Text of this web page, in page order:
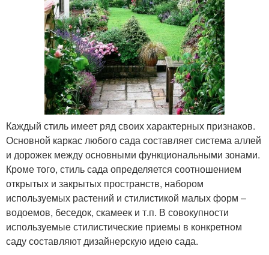
Каждый стиль имеет ряд своих характерных признаков.
Основной каркас любого сада составляет система аллей
и дорожек между основными функциональными зонами.
Кроме того, стиль сада определяется соотношением
открытых и закрытых пространств, набором
используемых растений и стилистикой малых форм –
водоемов, беседок, скамеек и т.п. В совокупности
используемые стилистические приемы в конкретном
саду составляют дизайнерскую идею сада.